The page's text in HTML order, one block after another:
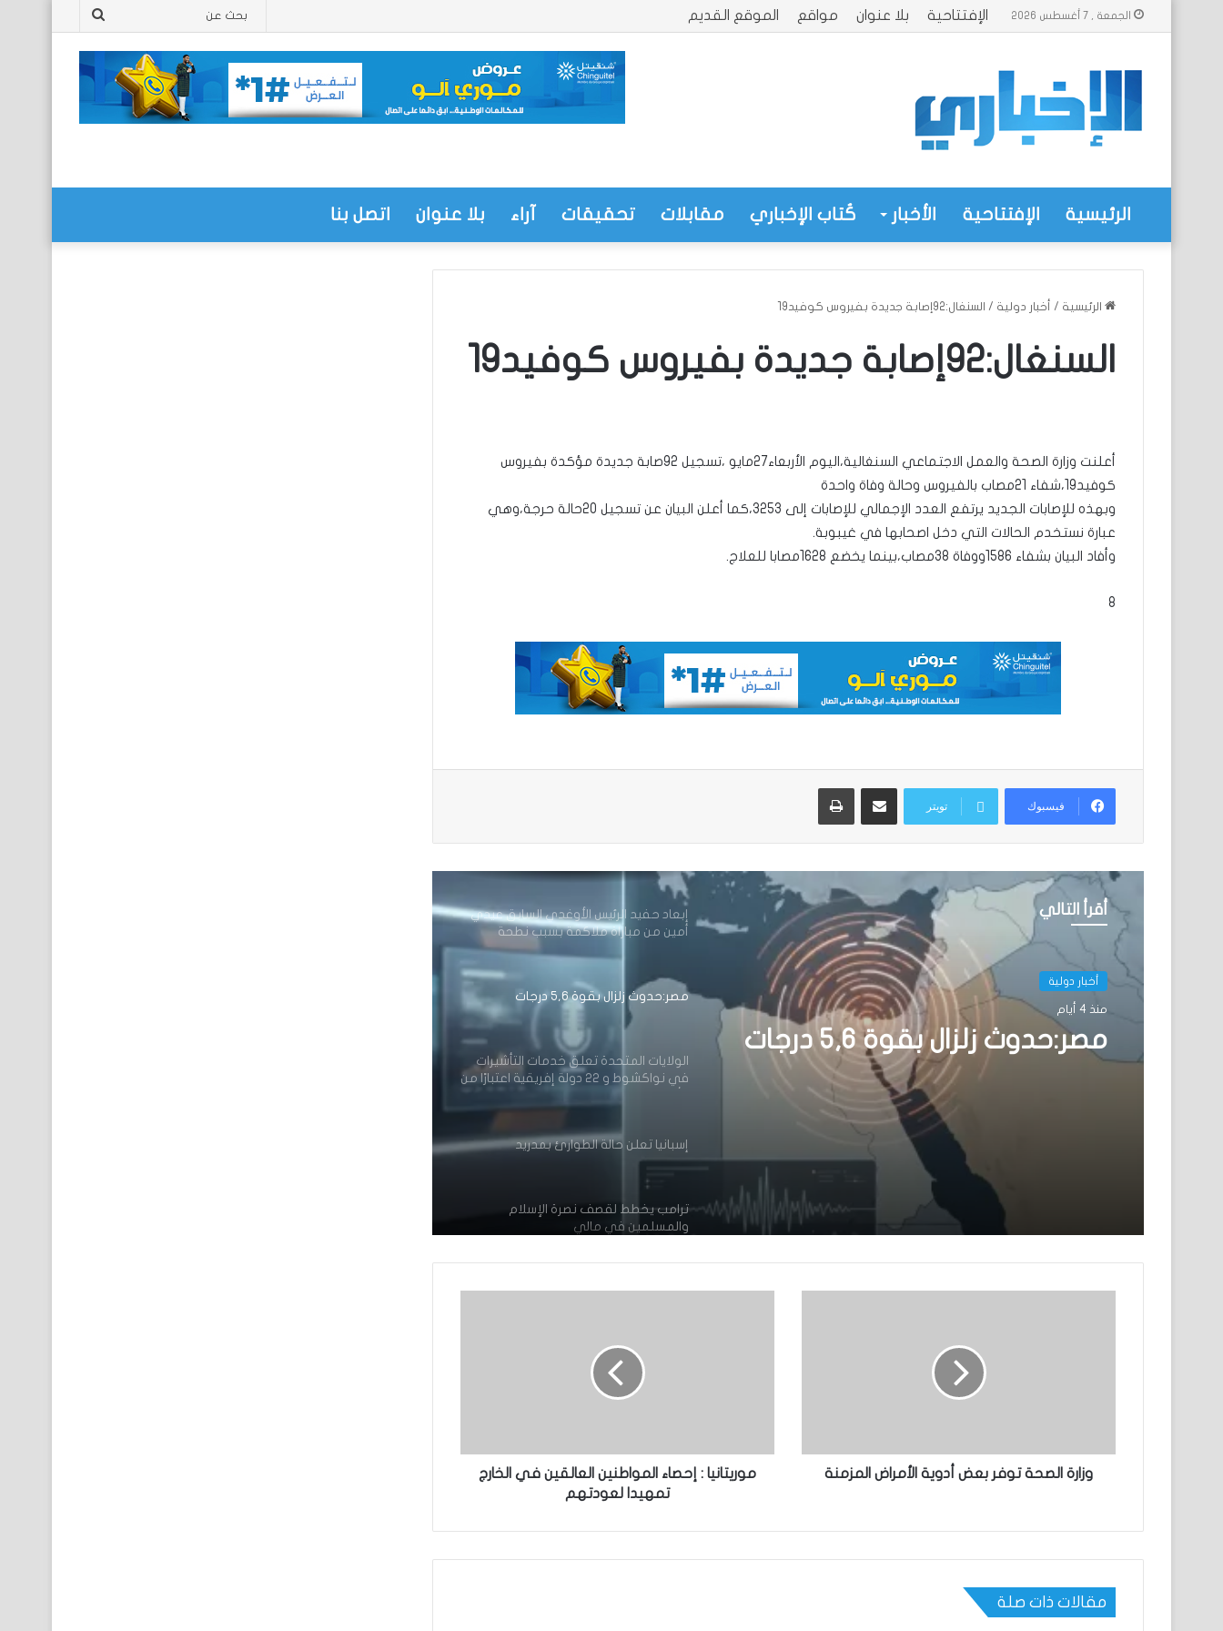
الجمعة , 7 أغسطس 2026 الإفتتاحية بلا عنوان مواقع الموقع القديم بحث
الرئيسية الإفتتاحية الأخبار كُتاب الإخباري مقابلات تحقيقات آراء بلا عنوان اتصل بنا
الرئيسية / أخبار دولية / السنغال:92إصابة جديدة بفيروس كوفيد19
السنغال:92إصابة جديدة بفيروس كوفيد19
أعلنت وزارة الصحة والعمل الاجتماعي السنغالية،اليوم الأربعاء27مايو ،تسجيل 92صابة جديدة مؤكدة بفيروس
كوفيد19،شفاء 21مصاب بالفيروس وحالة وفاة واحدة
وبهذه للإصابات الجديد يرتفع العدد الإجمالي للإصابات إلى 3253،كما أعلن البيان عن تسجيل 20حالة حرجة،وهي
عبارة نستخدم الحالات التي دخل اصحابها في غيبوبة.
وأفاد البيان بشفاء 1586ووفاة 38مصاب،بينما يخضع 1628مصابا للعلاج.
8
فيسبوك تويتر
مشاركة عبر البريد طباعة
أقرأ التالي
أخبار دولية
منذ 4 أيام
مصر:حدوث زلزال بقوة 5,6 درجات
محكمة التحكيم الرياضي تحدد 8أكتوبر
للنظر في ملف نهائي “الكان” بين المغرب
غينيا تطالب فرنسا بإعادة مصحف ساموري
توري
سواحل موريتاني
إبعاد حفيد الرئيس الأوغدي السابق عيدي
أمين من مباراة ملاكمة بسبب نطحة
مصر:حدوث زلزال بقوة 5,6 درجات
الولايات المتحدة تعلق خدمات التأشيرات
في نواكشوط و 22 دولة إفريقية اعتبارًا من
إسبانيا تعلن حالة الطوارئ بمدريد
ترامب يخطط لقصف نصرة الإسلام
والمسلمين في مالي
محكمة التحكيم الرياضي تحدد 8أكتوبر
الأمم المتحدة:التصعيد بين إيران وواشنطن
في الخليج “خرج عن السيطرة”
غينيا تطالب فرنسا بإعادة مصحف ساموري
توري
وزارة الصحة توفر بعض أدوية الأمراض المزمنة
موريتانيا : إحصاء المواطنين العالقين في الخارج
تمهيدا لعودتهم
مقالات ذات صلة